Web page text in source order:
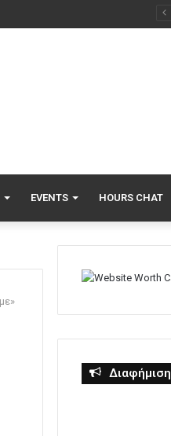
EVENTS HOURS CHAT
Διαφήμιση